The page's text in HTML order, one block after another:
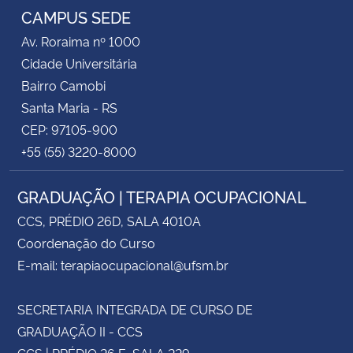
CAMPUS SEDE
Av. Roraima nº 1000
Cidade Universitária
Bairro Camobi
Santa Maria - RS
CEP: 97105-900
+55 (55) 3220-8000
GRADUAÇÃO | TERAPIA OCUPACIONAL
CCS, PRÉDIO 26D, SALA 4010A
Coordenação do Curso
E-mail: terapiaocupacional@ufsm.br
SECRETARIA INTEGRADA DE CURSO DE
GRADUAÇÃO II - CCS